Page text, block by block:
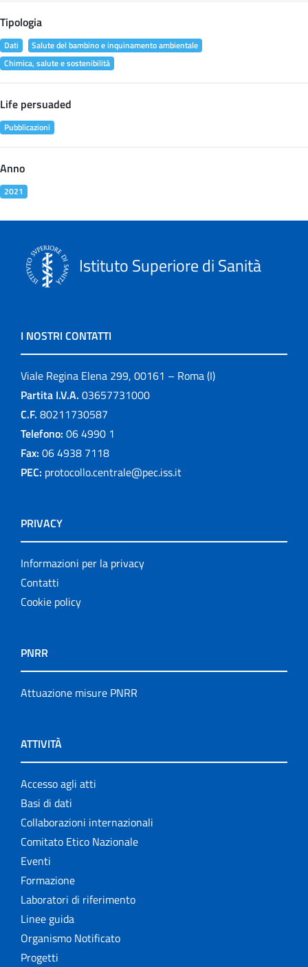
Tipologia
Dati
Salute del bambino e inquinamento ambientale
Chimica, salute e sostenibilità
Life persuaded
Pubblicazioni
Anno
2021
Istituto Superiore di Sanità
I NOSTRI CONTATTI
Viale Regina Elena 299, 00161 – Roma (I)
Partita I.V.A. 03657731000
C.F. 80211730587
Telefono: 06 4990 1
Fax: 06 4938 7118
PEC: protocollo.centrale@pec.iss.it
PRIVACY
Informazioni per la privacy
Contatti
Cookie policy
PNRR
Attuazione misure PNRR
ATTIVITÀ
Accesso agli atti
Basi di dati
Collaborazioni internazionali
Comitato Etico Nazionale
Eventi
Formazione
Laboratori di riferimento
Linee guida
Organismo Notificato
Progetti